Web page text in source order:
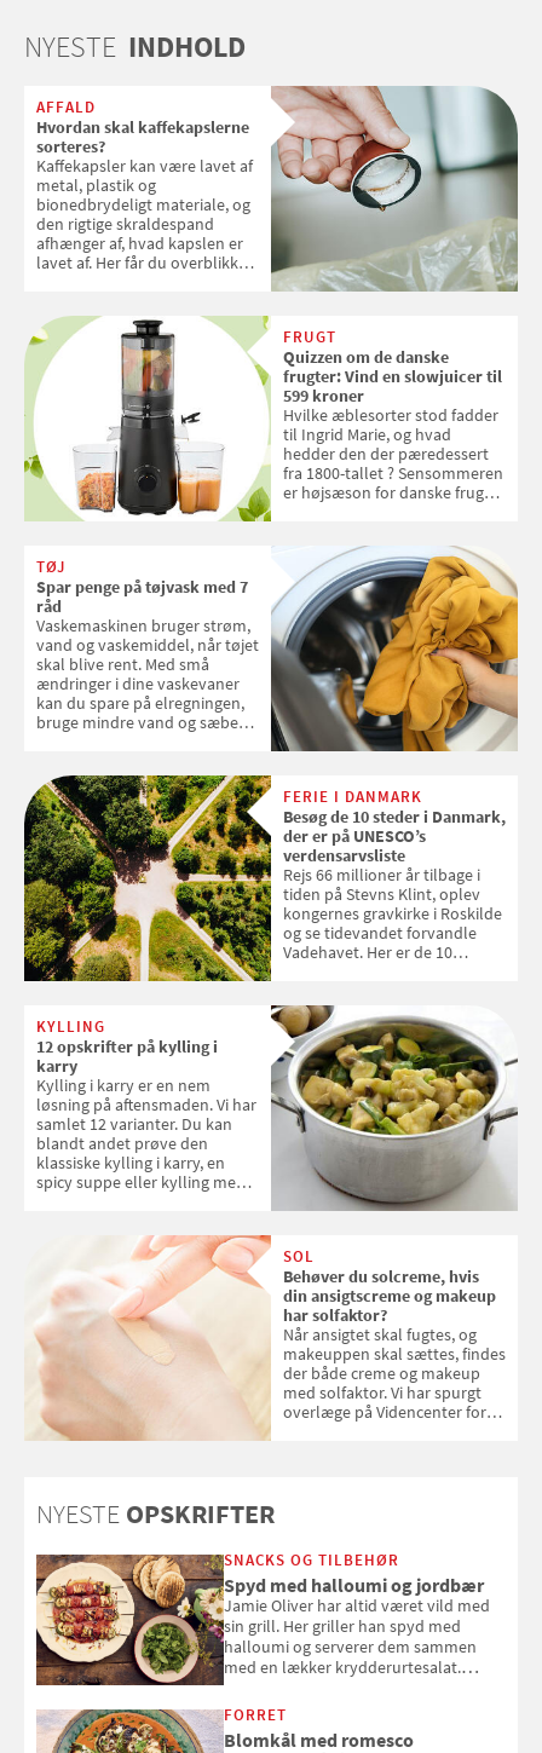
NYESTE INDHOLD
AFFALD
Hvordan skal kaffekapslerne
sorteres?
Kaffekapsler kan være lavet af
metal, plastik og
bionedbrydeligt materiale, og
den rigtige skraldespand
afhænger af, hvad kapslen er
lavet af. Her får du overblikket
FRUGT
Quizzen om de danske
frugter: Vind en slowjuicer til
599 kroner
Hvilke æblesorter stod fadder
til Ingrid Marie, og hvad
hedder den der pæredessert
fra 1800-tallet ? Sensommeren
er højsæson for danske fruger,
favoritter. Det fejrer Samvirke
med en quiz om alt det danske
frugt, vi elsker. Konkurrencen
slutter fredag d. 18. september
2026
TØJ
Spar penge på tøjvask med 7
råd
Vaskemaskinen bruger strøm,
vand og vaskemiddel, når tøjet
skal blive rent. Med små
ændringer i dine vaskevaner
kan du spare på elregningen,
bruge mindre vand og sæbe
enkle råd til at spare penge på
tøjvasken
FERIE I DANMARK
Besøg de 10 steder i Danmark,
der er på UNESCO’s
verdensarvsliste
Rejs 66 millioner år tilbage i
tiden på Stevns Klint, oplev
kongernes gravkirke i Roskilde
og se tidevandet forvandle
Vadehavet. Her er de 10
KYLLING
12 opskrifter på kylling i
karry
Kylling i karry er en nem
løsning på aftensmaden. Vi har
samlet 12 varianter. Du kan
blandt andet prøve den
klassiske kylling i karry, en
spicy suppe eller kylling med
SOL
Behøver du solcreme, hvis
din ansigtscreme og makeup
har solfaktor?
Når ansigtet skal fugtes, og
makeuppen skal sættes, findes
der både creme og makeup
med solfaktor. Vi har spurgt
overlæge på Videncenter for
NYESTE OPSKRIFTER
SNACKS OG TILBEHØR
Spyd med halloumi og jordbær
Jamie Oliver har altid været vild med
sin grill. Her griller han spyd med
halloumi og serverer dem sammen
med en lækker krydderurtesalat.
smag" af Jamie Oliver.
FORRET
Blomkål med romesco